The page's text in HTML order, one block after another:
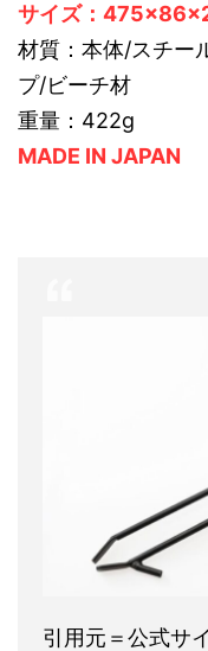
サイズ：
材質：本体/スチー
プ/ビーチ材
重量：422g
MADE IN JAPAN
引用元＝公式サ